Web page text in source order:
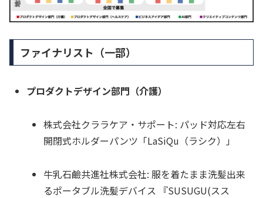
ファイナリスト（一部）
プロダクトデザイン部門（介護）
株式会社クララケア・サポート: パッド対応左右
開閉式ホルダーパンツ「LaSiQu（ラシク）」
牛乳石鹼共進社株式会社: 服を着たまま洗髪出来
るポータブル洗髪デバイス 『SUSUGU(スス